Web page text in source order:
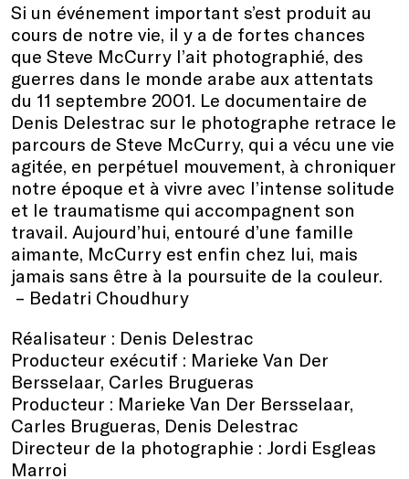
Si un événement important s’est produit au
cours de notre vie, il y a de fortes chances
que Steve McCurry l’ait photographié, des
guerres dans le monde arabe aux attentats
du 11 septembre 2001. Le documentaire de
Denis Delestrac sur le photographe retrace le
parcours de Steve McCurry, qui a vécu une vie
agitée, en perpétuel mouvement, à chroniquer
notre époque et à vivre avec l’intense solitude
et le traumatisme qui accompagnent son
travail. Aujourd’hui, entouré d’une famille
aimante, McCurry est enfin chez lui, mais
jamais sans être à la poursuite de la couleur.
– Bedatri Choudhury
Réalisateur : Denis Delestrac
Producteur exécutif : Marieke Van Der
Bersselaar, Carles Brugueras
Producteur : Marieke Van Der Bersselaar,
Carles Brugueras, Denis Delestrac
Directeur de la photographie : Jordi Esgleas
Marroi